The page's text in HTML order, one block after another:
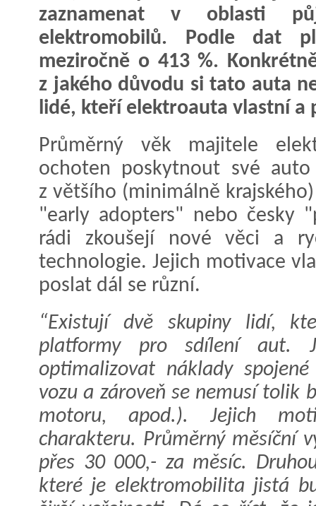
zaznamenat v oblasti
elektromobilů. Podle dat
meziročně o 413 %.
z jakého důvodu si tato auta
lidé, kteří elektroauta vlastní a
Průměrný věk majitele
ochoten poskytnout své
z většího (minimálně
"early adopters" nebo česky
rádi zkoušejí nové věci a
technologie. Jejich motivace
poslat dál se různí.
“Existují dvě skupiny lidí,
platformy pro sdílení aut.
optimalizovat náklady
vozu a zároveň se nemusí tolik
motoru, apod.). Jejich
charakteru. Průměrný měsíční
přes 30 000,- za měsíc.
které je elektromobilita jistá